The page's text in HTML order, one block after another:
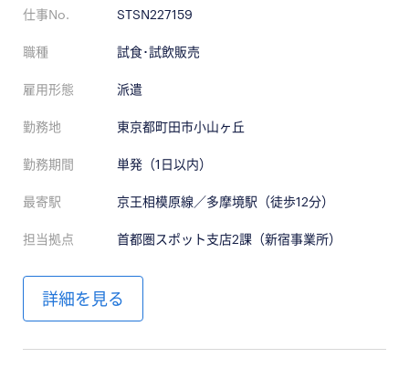
仕事No. STSN227159
職種 試食･試飲販売
雇用形態 派遣
勤務地 東京都町田市小山ヶ丘
勤務期間 単発（1日以内）
最寄駅 京王相模原線／多摩境駅（徒歩12分）
担当拠点 首都圏スポット支店2課（新宿事業所）
詳細を見る